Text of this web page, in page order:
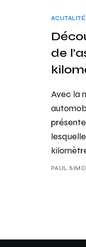
de
Avec la
PAUL